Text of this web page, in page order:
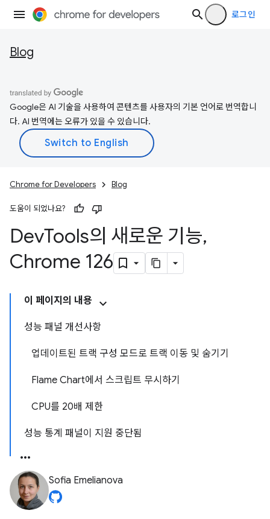
로그인
Blog
Google은 AI 기술을 사용하여 콘텐츠를 사용자의 기본 언어로 번역합니
다. AI 번역에는 오류가 있을 수 있습니다.
Chrome for Developers Blog
도움이 되었나요?
DevTools의 새로운 기능,
Chrome 126
이 페이지의 내용
성능 패널 개선사항
업데이트된 트랙 구성 모드로 트랙 이동 및 숨기기
Flame Chart에서 스크립트 무시하기
CPU를 20배 제한
성능 통계 패널이 지원 중단됨
Sofia Emelianova